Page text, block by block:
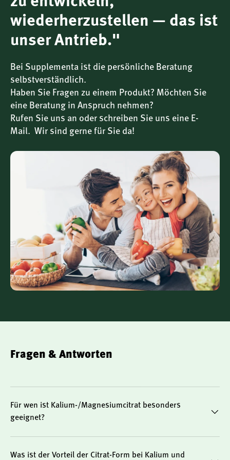
Magnesium trägt zu einer normalen Muskelfunktion, zur
normalen Funktion des Nervensystems, zum
Müdigkeit und Ermüdung bei. Darüber hinaus trägt
Magnesium zur Erhaltung normaler Knochen und Zähne,
zur normalen Eiweißsynthese und zum
Energiestoffwechsel bei. Magnesium hat zudem eine
Funktion bei der Zellteilung und trägt zur normalen
psychischen Funktion bei.
Warum Kalium-/Magnesiumcitrat von American
Das Kalium-/Magnesiumcitrat von American Biologics
zeichnet sich durch eine Citrat-Bindung aus – eine Form,
die vom Körper gut aufgenommen werden kann.
Citrat-Bindung
Die Rolle von Kalium und Magnesium im Alltag
Ein erhöhter Bedarf an Kalium und Magnesium kann in
verschiedenen Lebenssituationen auftreten – zum Beispiel
wiederherzustellen — das ist
unser Antrieb."
Bei Supplementa ist die persönliche Beratung
selbstverständlich.
Haben Sie Fragen zu einem Produkt? Möchten Sie
eine Beratung in Anspruch nehmen?
Rufen Sie uns an oder schreiben Sie uns eine E-
Mail. Wir sind gerne für Sie da!
Fragen & Antworten
Für wen ist Kalium-/Magnesiumcitrat besonders
geeignet?
Was ist der Vorteil der Citrat-Form bei Kalium und